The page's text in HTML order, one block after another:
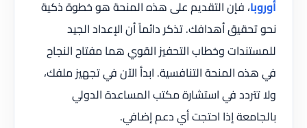
أوروبا، فإن التقديم على هذه المنحة هو خطوة ذكية
نحو تحقيق أهدافك. تذكر دائماً أن الإعداد الجيد
للمستندات وخطاب التحفيز القوي هما مفتاح النجاح
في هذه المنحة التنافسية. ابدأ الآن في تجهيز ملفك،
ولا تتردد في استشارة مكتب المساعدة الدولي
بالجامعة إذا احتجت أي دعم إضافي.